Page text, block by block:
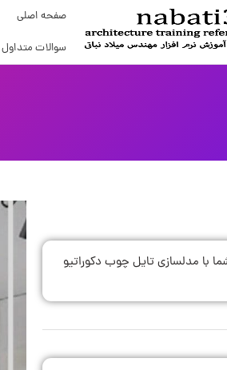
صفحه اصلی
سوالات متداول
با مدلسازی تایل چوب دکوراتیو